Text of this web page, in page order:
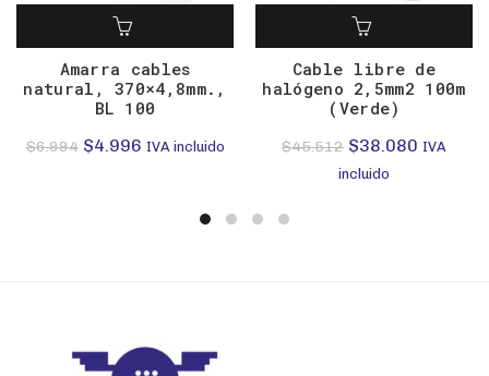
Amarra cables
natural, 370×4,8mm.,
BL 100
$6.994 El
$4.996ElIVA incluido
Cable libre de
halógeno 2,5mm2 100m
(Verde)
$45.512 El
precio
$38.080 El
IVA
incluido